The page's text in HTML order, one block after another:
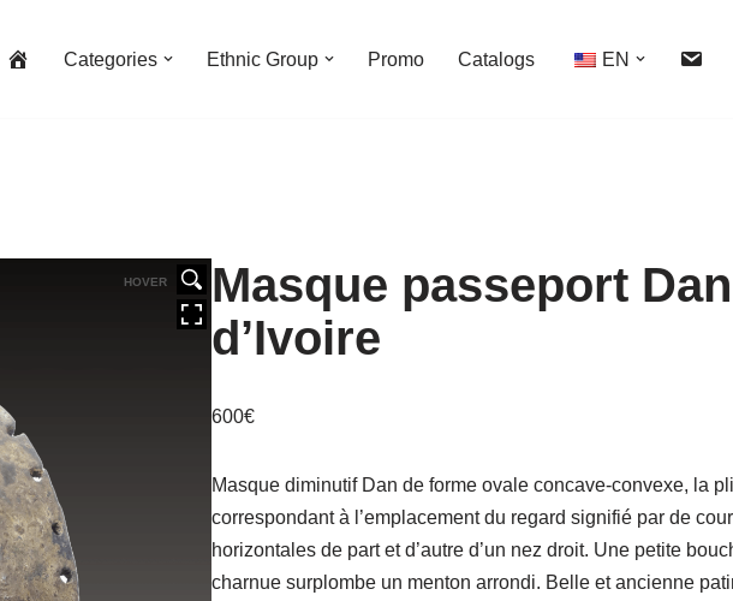
Categories Ethnic Group Promo Catalogs EN
HOVER
Masque passeport
d’Ivoire
600€
Masque diminutif Dan de forme ovale concave-convexe, la
correspondant à l’emplacement du regard signifié par de
horizontales de part et d’autre d’un nez droit. Une petite
charnue surplombe un menton arrondi. Belle et ancienne